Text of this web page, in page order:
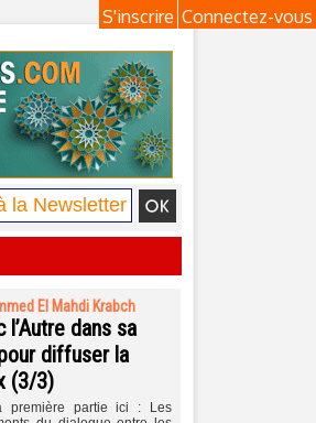
Connectez-vous
S'inscrire
El Mahdi Krabch
dans sa
diffuser la
(3/3)
première partie ici : Les